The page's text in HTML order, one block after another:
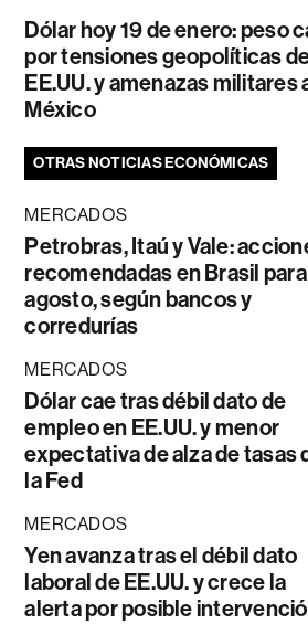
Dólar hoy 19 de enero: peso
por tensiones geopolíticas
EE.UU. y amenazas militares
México
OTRAS NOTICIAS ECONÓMICAS
MERCADOS
Petrobras, Itaú y Vale:
recomendadas en Brasil para
agosto, según bancos y
corredurías
MERCADOS
Dólar cae tras débil dato de
empleo en EE.UU. y menor
expectativa de alza de tasas
la Fed
MERCADOS
Yen avanza tras el débil dato
laboral de EE.UU. y crece la
alerta por posible